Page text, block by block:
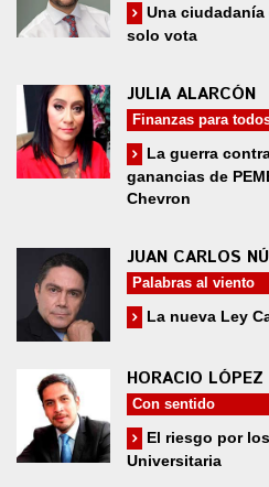
Una
solo vota
JULIA ALARCÓN
Finanzas para
La guerra
ganancias de
Chevron
JUAN CARLOS
Palabras al viento
La nueva Ley
HORACIO
Con sentido
El riesgo por
Universitaria